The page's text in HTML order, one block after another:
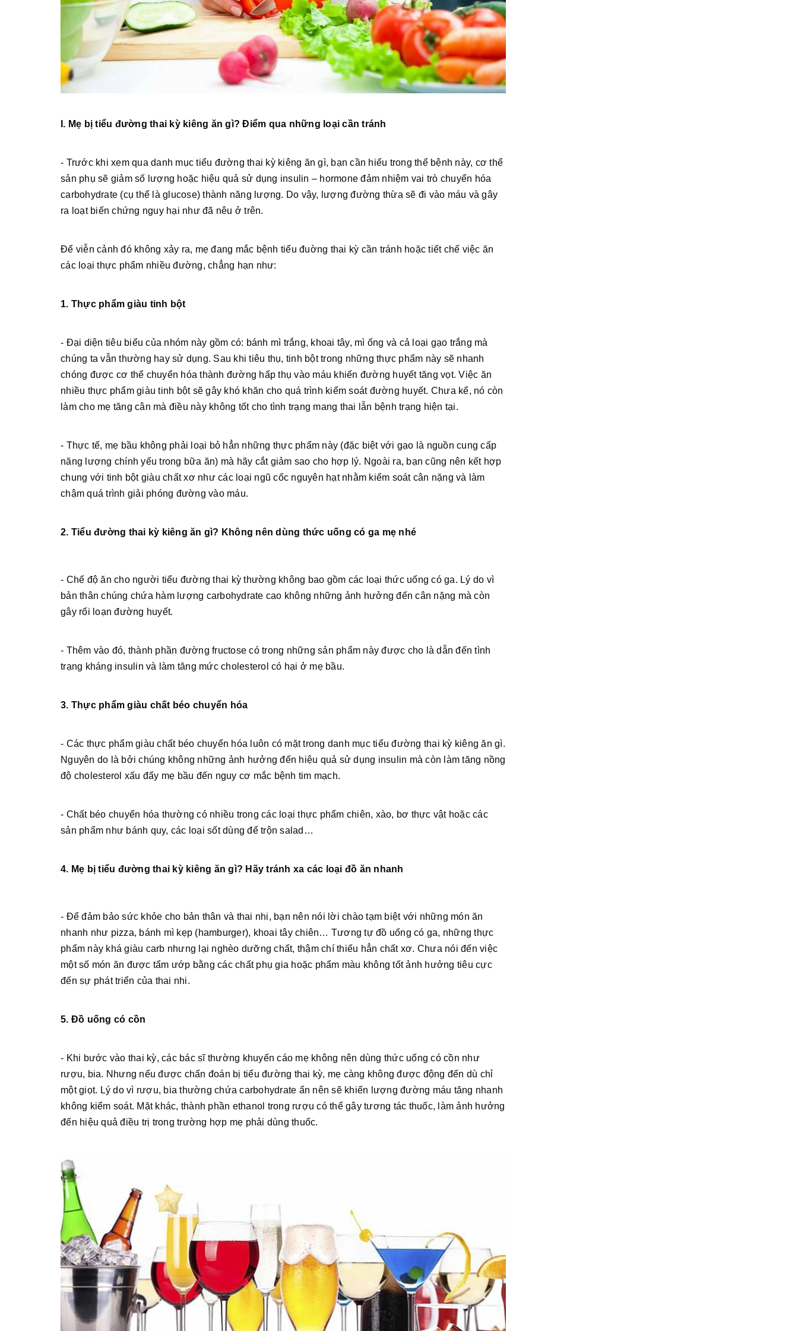
I. Mẹ bị tiểu đường thai kỳ kiêng ăn gì? Điểm qua những loại cần tránh
- Trước khi xem qua danh mục tiểu đường thai kỳ kiêng ăn gì, bạn cần hiểu trong thể bệnh này, cơ thể
sản phụ sẽ giảm số lượng hoặc hiệu quả sử dụng insulin – hormone đảm nhiệm vai trò chuyển hóa
carbohydrate (cụ thể là glucose) thành năng lượng. Do vậy, lượng đường thừa sẽ đi vào máu và gây
ra loạt biến chứng nguy hại như đã nêu ở trên.
Để viễn cảnh đó không xảy ra, mẹ đang mắc bệnh tiểu đuờng thai kỳ cần tránh hoặc tiết chế việc ăn
các loại thực phẩm nhiều đường, chẳng hạn như:
1. Thực phẩm giàu tinh bột
- Đại diện tiêu biểu của nhóm này gồm có: bánh mì trắng, khoai tây, mì ống và cả loại gạo trắng mà
chúng ta vẫn thường hay sử dụng. Sau khi tiêu thụ, tinh bột trong những thực phẩm này sẽ nhanh
chóng được cơ thể chuyển hóa thành đường hấp thụ vào máu khiến đường huyết tăng vọt. Việc ăn
nhiều thực phẩm giàu tinh bột sẽ gây khó khăn cho quá trình kiểm soát đường huyết. Chưa kể, nó còn
làm cho mẹ tăng cân mà điều này không tốt cho tình trạng mang thai lẫn bệnh trạng hiện tại.
- Thực tế, mẹ bầu không phải loại bỏ hẳn những thực phẩm này (đặc biệt với gạo là nguồn cung cấp
năng lượng chính yếu trong bữa ăn) mà hãy cắt giảm sao cho hợp lý. Ngoài ra, bạn cũng nên kết hợp
chung với tinh bột giàu chất xơ như các loại ngũ cốc nguyên hạt nhằm kiểm soát cân nặng và làm
chậm quá trình giải phóng đường vào máu.
2. Tiểu đường thai kỳ kiêng ăn gì? Không nên dùng thức uống có ga mẹ nhé
- Chế độ ăn cho người tiểu đường thai kỳ thường không bao gồm các loại thức uống có ga. Lý do vì
bản thân chúng chứa hàm lượng carbohydrate cao không những ảnh hưởng đến cân nặng mà còn
gây rối loạn đường huyết.
- Thêm vào đó, thành phần đường fructose có trong những sản phẩm này được cho là dẫn đến tình
trạng kháng insulin và làm tăng mức cholesterol có hại ở mẹ bầu.
3. Thực phẩm giàu chất béo chuyển hóa
- Các thực phẩm giàu chất béo chuyển hóa luôn có mặt trong danh mục tiểu đường thai kỳ kiêng ăn gì.
Nguyên do là bởi chúng không những ảnh hưởng đến hiệu quả sử dụng insulin mà còn làm tăng nồng
độ cholesterol xấu đẩy mẹ bầu đến nguy cơ mắc bệnh tim mạch.
- Chất béo chuyển hóa thường có nhiều trong các loại thực phẩm chiên, xào, bơ thực vật hoặc các
sản phẩm như bánh quy, các loại sốt dùng để trộn salad…
4. Mẹ bị tiểu đường thai kỳ kiêng ăn gì? Hãy tránh xa các loại đồ ăn nhanh
- Để đảm bảo sức khỏe cho bản thân và thai nhi, bạn nên nói lời chào tạm biệt với những món ăn
nhanh như pizza, bánh mì kẹp (hamburger), khoai tây chiên… Tương tự đồ uống có ga, những thực
phẩm này khá giàu carb nhưng lại nghèo dưỡng chất, thậm chí thiếu hẳn chất xơ. Chưa nói đến việc
một số món ăn được tẩm ướp bằng các chất phụ gia hoặc phẩm màu không tốt ảnh hưởng tiêu cực
đến sự phát triển của thai nhi.
5. Đồ uống có cồn
- Khi bước vào thai kỳ, các bác sĩ thường khuyến cáo mẹ không nên dùng thức uống có cồn như
rượu, bia. Nhưng nếu được chẩn đoán bị tiểu đường thai kỳ, mẹ càng không được động đến dù chỉ
một giọt. Lý do vì rượu, bia thường chứa carbohydrate ẩn nên sẽ khiến lượng đường máu tăng nhanh
không kiểm soát. Mặt khác, thành phần ethanol trong rượu có thể gây tương tác thuốc, làm ảnh hưởng
đến hiệu quả điều trị trong trường hợp mẹ phải dùng thuốc.